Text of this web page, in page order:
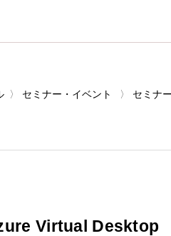
セミナー・イベント セミナー
Virtual Desktop